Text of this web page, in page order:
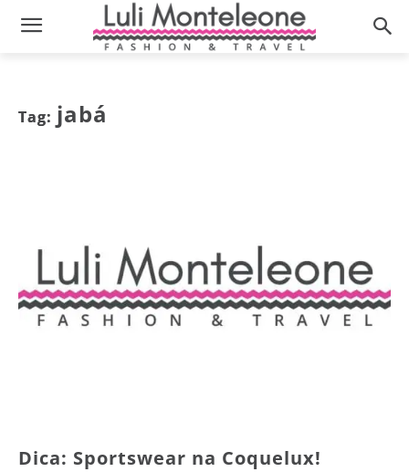
Tag: jabá
Dica: Sportswear na Coquelux!